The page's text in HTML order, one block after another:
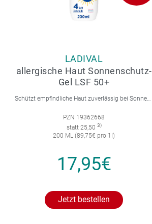
LADIVAL
allergische Haut Sonnenschutz-
Gel LSF 50+
Schützt empfindliche Haut zuverlässig bei Sonnenallergie und Mallorca-Akne. Mit 4-fach Zellschutz und einer leichten, nicht fettenden Gel-Formel.
PZN 19362668
statt 25,50 3)
200 ML (89,75€ pro 1l)
17,95€
Jetzt bestellen